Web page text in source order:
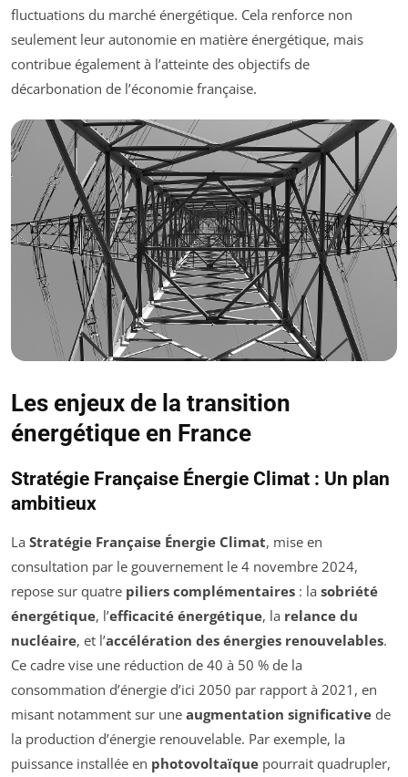
fluctuations du marché énergétique. Cela renforce non
seulement leur autonomie en matière énergétique, mais
contribue également à l’atteinte des objectifs de
décarbonation de l’économie française.
Les enjeux de la transition
énergétique en France
Stratégie Française Énergie Climat : Un plan
ambitieux
La Stratégie Française Énergie Climat, mise en
consultation par le gouvernement le 4 novembre 2024,
repose sur quatre piliers complémentaires : la sobriété
énergétique, l’efficacité énergétique, la relance du
nucléaire, et l’accélération des énergies renouvelables.
Ce cadre vise une réduction de 40 à 50 % de la
consommation d’énergie d’ici 2050 par rapport à 2021, en
misant notamment sur une augmentation significative de
la production d’énergie renouvelable. Par exemple, la
puissance installée en photovoltaïque pourrait quadrupler,